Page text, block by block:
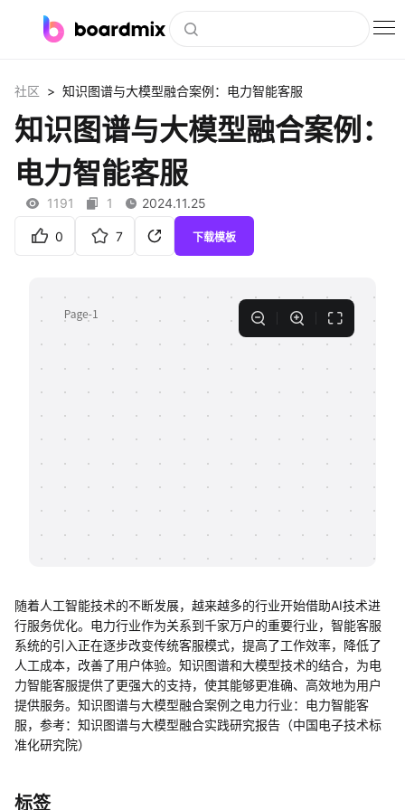
社区资源
会员
企业服务
客户案例
知识分享社区
社区 > 知识图谱与大模型融合案例：电力智能客服
知识图谱与大模型融合案例：
电力智能客服
1191 1 2024.11.25
0 7 下载模板
随着人工智能技术的不断发展，越来越多的行业开始借助AI技术进
行服务优化。电力行业作为关系到千家万户的重要行业，智能客服
系统的引入正在逐步改变传统客服模式，提高了工作效率，降低了
人工成本，改善了用户体验。知识图谱和大模型技术的结合，为电
力智能客服提供了更强大的支持，使其能够更准确、高效地为用户
提供服务。知识图谱与大模型融合案例之电力行业：电力智能客
服，参考：知识图谱与大模型融合实践研究报告（中国电子技术标
准化研究院）
标签